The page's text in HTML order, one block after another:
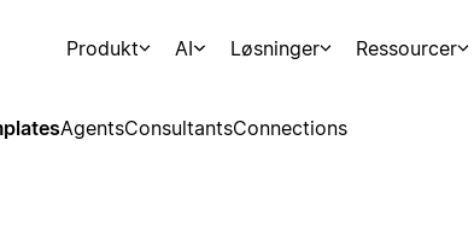
Produkt AI Løsninger Ressourcer
AgentsConsultantsConnections